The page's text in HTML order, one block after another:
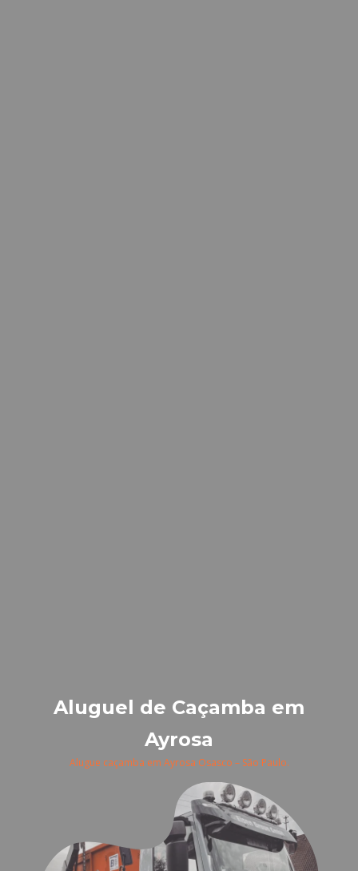
Aluguel de Caçamba em
Ayrosa
Alugue caçamba em Ayrosa Osasco – São Paulo.